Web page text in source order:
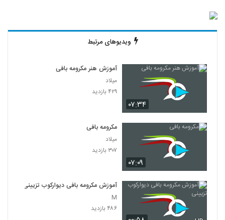
ویدیوهای مرتبط
۰۷:۳۴
آموزش هنر مکرومه بافی
میلاد
۴۲۹ بازدید
۰۷:۰۹
مکرومه بافی
میلاد
۳۰۷ بازدید
آموزش مکرومه بافی دیوارکوب تزیینی
M
۴۸۶ بازدید